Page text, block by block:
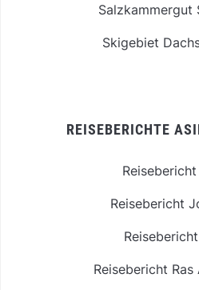
Salzkammergut
Skigebiet
REISEBERICHTE
Reisebericht
Reisebericht Ras